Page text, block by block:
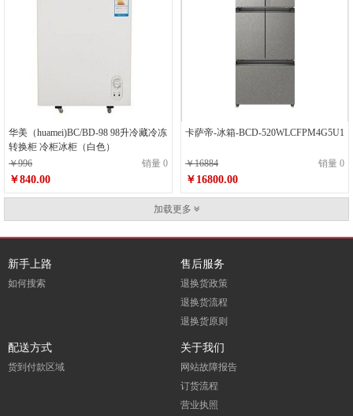
华美（huamei)BC/BD-98 98升冷藏冷冻
转换柜 冷柜冰柜（白色）
￥996
销量 0
￥840.00
卡萨帝-冰箱-BCD-520WLCFPM4G5U1
￥16884 销量 0
￥16800.00
加载更多
新手上路
如何搜索
售后服务
退换货政策
退换货流程
退换货原则
配送方式
货到付款区域
关于我们
网站故障报告
订货流程
营业执照